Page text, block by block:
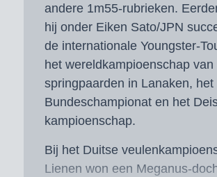
andere 1m55-rubrieken.
hij onder Eiken Sato/JPN
de internationale Youngster-
het wereldkampioenschap van
springpaarden in Lanaken, het
Bundeschampionat en het
kampioenschap.
Bij het Duitse
Lienen won een Meganus-